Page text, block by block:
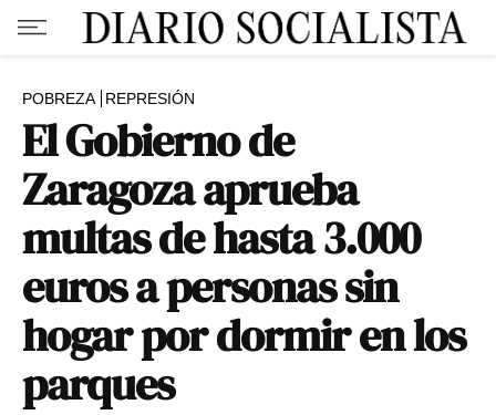
POBREZA REPRESIÓN
El Gobierno de
Zaragoza aprueba
multas de hasta 3.000
euros a personas sin
hogar por dormir en los
parques